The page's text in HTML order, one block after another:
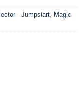
- Jumpstart
Magic